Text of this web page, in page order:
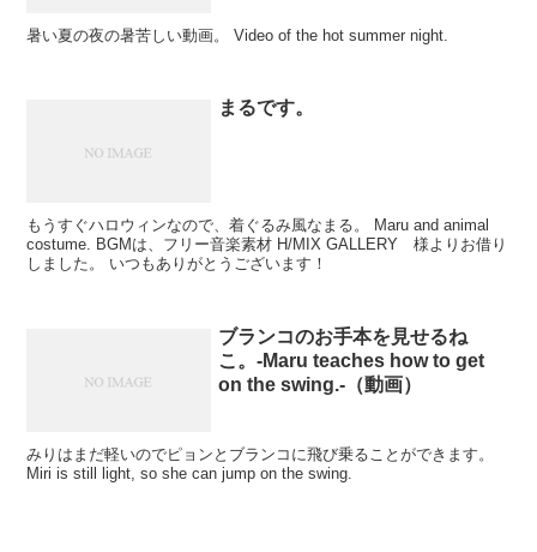
暑い夏の夜の暑苦しい動画。 Video of the hot summer night.
まるです。
もうすぐハロウィンなので、着ぐるみ風なまる。 Maru and animal
costume. BGMは、フリー音楽素材 H/MIX GALLERY 様よりお借り
しました。 いつもありがとうございます！
ブランコのお手本を見せるね
こ。-Maru teaches how to get
on the swing.-（動画）
みりはまだ軽いのでピョンとブランコに飛び乗ることができます。
Miri is still light, so she can jump on the swing.